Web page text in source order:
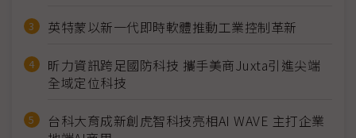
英特蒙以新一代即時軟體推動工業控制革新
昕力資訊跨足國防科技 攜手美商Juxta引進尖端
全域定位科技
台科大育成新創虎智科技亮相AI WAVE 主打企業